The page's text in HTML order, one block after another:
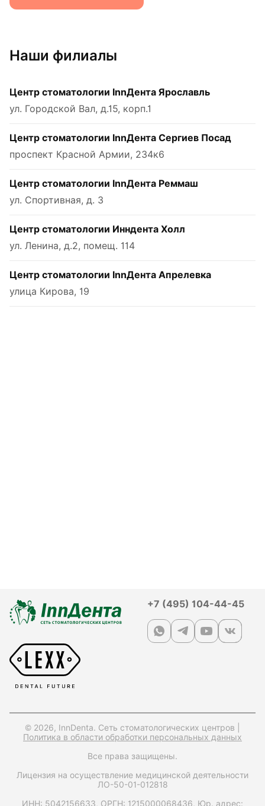
Наши филиалы
Центр стоматологии InnДента Ярославль
ул. Городской Вал, д.15, корп.1
Центр стоматологии InnДента Сергиев Посад
проспект Красной Армии, 234к6
Центр стоматологии InnДента Реммаш
ул. Спортивная, д. 3
Центр стоматологии Инндента Холл
ул. Ленина, д.2, помещ. 114
Центр стоматологии InnДента Апрелевка
улица Кирова, 19
+7 (495) 104-44-45
© 2026, InnDenta. Сеть стоматологических центров |
Политика в области обработки персональных данных
Все права защищены.
Лицензия на осуществление медицинской деятельности
ЛО-50-01-012818
ИНН: 5042156633, ОРГН: 1215000068436, Юр. адрес: